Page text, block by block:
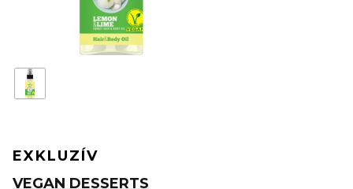
EXKLUZÍV
VEGAN DESSERTS